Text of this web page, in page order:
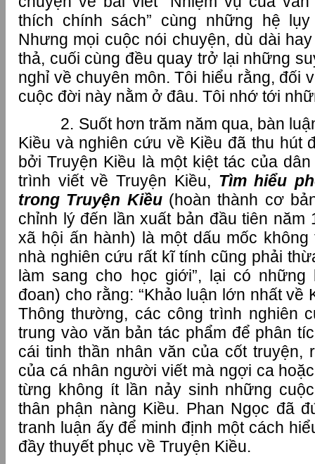
thích chính sách” cùng những hệ
Nhưng mọi cuộc nói chuyện, dù dài
thả, cuối cùng đều quay trở lại những
nghỉ về chuyên môn. Tôi hiểu rằng, đối
cuộc đời này nằm ở đâu. Tôi nhớ tới
2. Suốt hơn trăm năm qua, bàn luận
Kiều và nghiên cứu về Kiều đã thu hút
bởi Truyện Kiều là một kiệt tác của
trình viết về Truyện Kiều, Tìm hiểu
trong Truyện Kiều(hoàn thành cơ
chỉnh lý đến lần xuất bản đầu tiên năm
xã hội ấn hành) là một dấu mốc
nhà nghiên cứu rất kĩ tính cũng phải
làm sang cho học giới”, lại có
đoan) cho rằng: “Khảo luận lớn nhất về
Thông thường, các công trình nghiên
trung vào văn bản tác phẩm để phân
cái tinh thần nhân văn của cốt truyện,
của cá nhân người viết mà ngợi ca
từng không ít lần nảy sinh những
thân phận nàng Kiều. Phan Ngọc đã
tranh luận ấy để minh định một cách
đầy thuyết phục về Truyện Kiều.